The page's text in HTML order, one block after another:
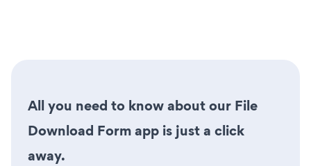
All you need to know about our File
Download Form app is just a click
away.